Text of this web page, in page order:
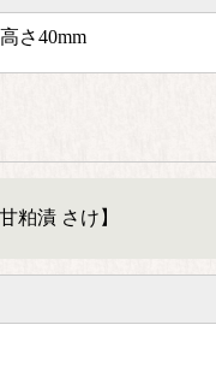
さ40mm
粕漬 さけ】